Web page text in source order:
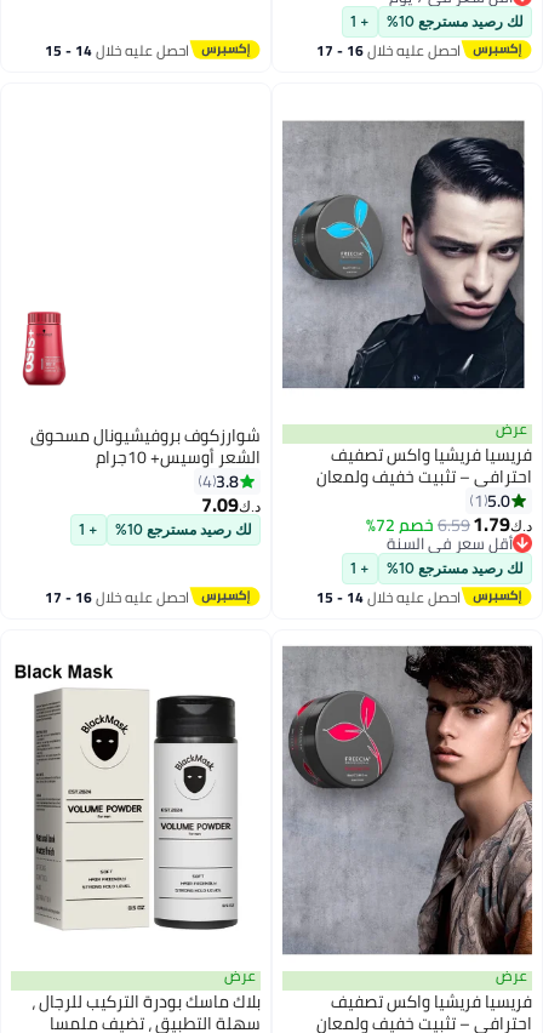
أقل سعر في 7 يوم
لك رصيد مسترجع 10% + 1
احصل عليه خلال 16 - 17 احصل عليه خلال 14 - 15
عرض
فريسيا فريشيا واكس تصفيف
احترافي – تثبيت خفيف ولمعان
طبيعي – المستوى 2 – 85 مل
5.0
1
د.ك‏1.79
6.59خصم 72%
أقل سعر في السنة
أقل سعر في السنة
لك رصيد مسترجع 10% + 1
احصل عليه خلال 14 - 15
شوارزكوف بروفيشيونال مسحوق
الشعر أوسيس+ 10جرام
3.8
4
د.ك‏7.09
لك رصيد مسترجع 10% + 1
احصل عليه خلال 16 - 17
عرض
فريسيا فريشيا واكس تصفيف
احترافي – تثبيت خفيف ولمعان
عرض
بلاك ماسك بودرة التركيب للرجال ،
سهلة التطبيق ، تضيف ملمسا